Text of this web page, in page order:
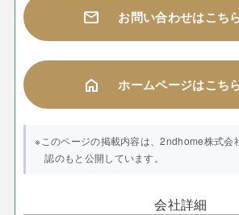
mail お問い合わせはこち
home ホームページはこち
※このページの掲載内容は、2ndhome株式会
認のもと公開しています。
会社詳細